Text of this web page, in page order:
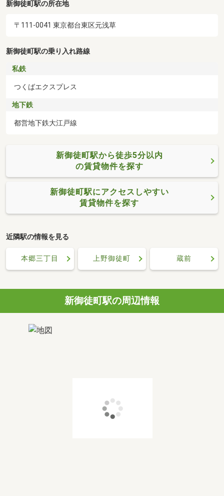
新御徒町駅の所在地
〒111-0041 東京都台東区元浅草
新御徒町駅の乗り入れ路線
私鉄
つくばエクスプレス
地下鉄
都営地下鉄大江戸線
新御徒町駅から徒歩5分以内
の賃貸物件を探す
新御徒町駅にアクセスしやすい
賃貸物件を探す
近隣駅の情報を見る
本郷三丁目 上野御徒町 蔵前
新御徒町駅の周辺情報